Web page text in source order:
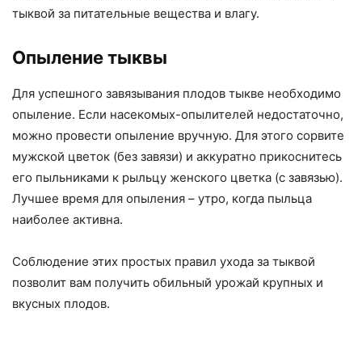
тыквой за питательные вещества и влагу.
Опыление тыквы
Для успешного завязывания плодов тыкве необходимо
опыление. Если насекомых-опылителей недостаточно,
можно провести опыление вручную. Для этого сорвите
мужской цветок (без завязи) и аккуратно прикоснитесь
его пыльниками к рыльцу женского цветка (с завязью).
Лучшее время для опыления – утро, когда пыльца
наиболее активна.
Соблюдение этих простых правил ухода за тыквой
позволит вам получить обильный урожай крупных и
вкусных плодов.